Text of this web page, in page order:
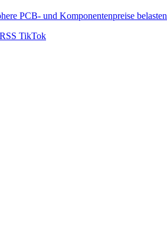
PCB- und Komponentenpreise
RSS TikTok